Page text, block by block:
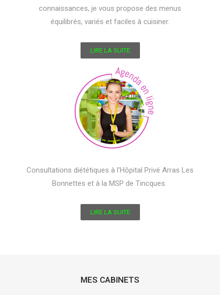
connaissances, je vous propose des menus
équilibrés, variés et faciles à cuisiner.
LIRE LA SUITE
Consultations diététiques à l’Hôpital Privé Arras Les
Bonnettes et à la MSP de Tincques.
LIRE LA SUITE
MES CABINETS